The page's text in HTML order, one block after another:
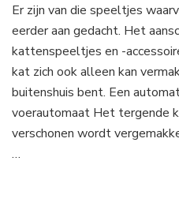
en
Er zijn van die speeltjes
eerder aan gedacht. Het
kattenspeeltjes en -
kat zich ook alleen kan
buitenshuis bent. Een
voerautomaat Het tergende
verschonen wordt
…